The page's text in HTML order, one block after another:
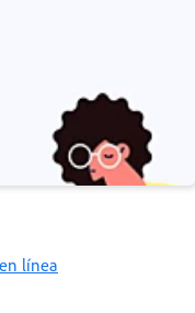
línea